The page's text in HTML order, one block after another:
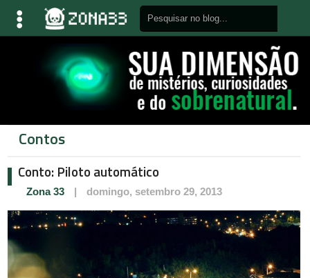
Contos
Conto: Piloto automático
Zona 33 domingo, setembro 29, 2013